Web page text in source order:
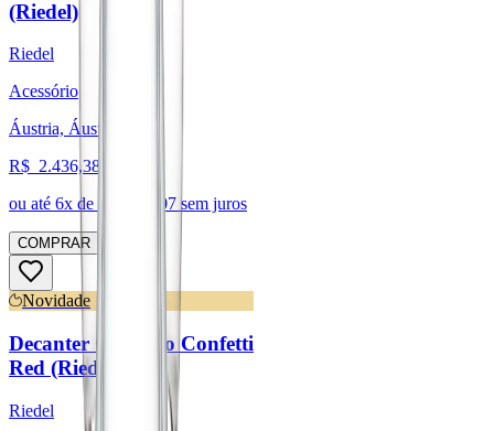
(Riedel)
Riedel
Acessório
Áustria, Áustria
R$ 2.436,38
ou até 6x de R$ 406,07 sem juros
COMPRAR
Novidade
Decanter Cornetto Confetti
Red (Riedel)
Riedel